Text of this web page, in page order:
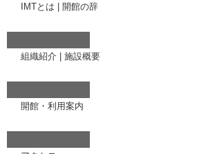
IMTとは 開館の辞
組織紹介 施設概要
開館・利用案内